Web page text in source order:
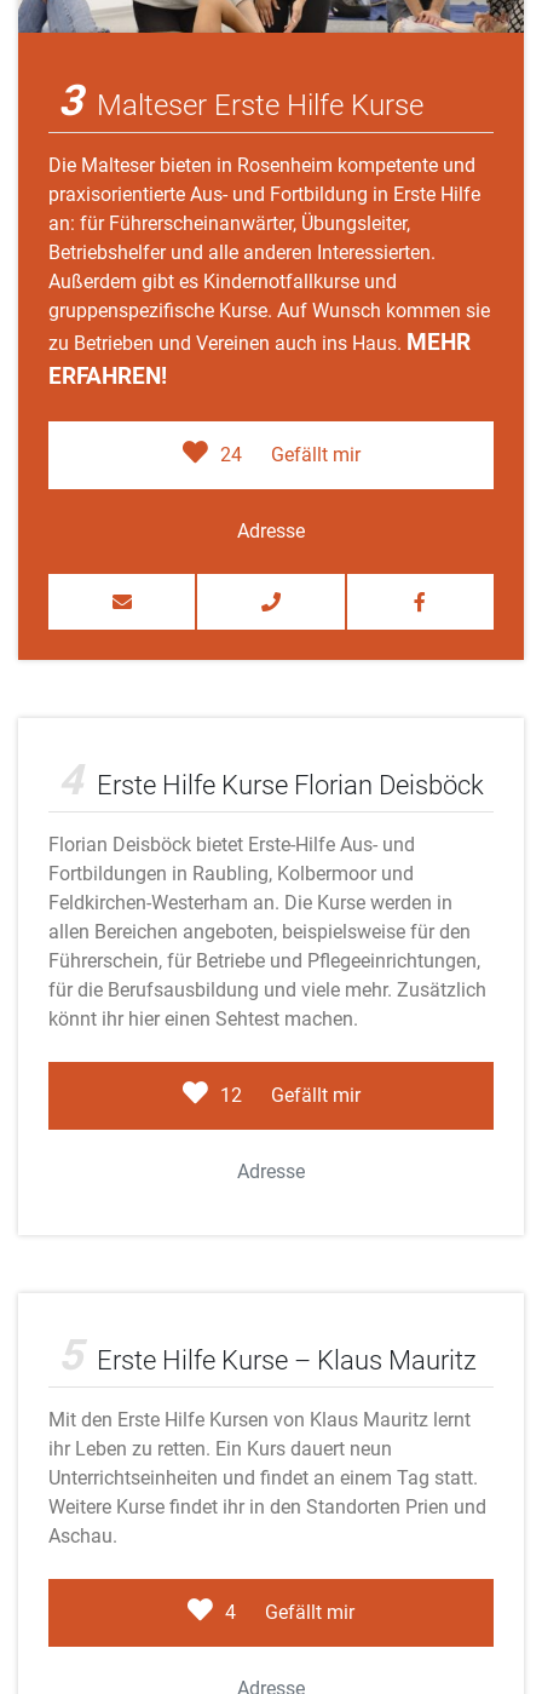
3 Malteser Erste Hilfe Kurse
Die Malteser bieten in Rosenheim kompetente und
praxisorientierte Aus- und Fortbildung in Erste Hilfe
an: für Führerscheinanwärter, Übungsleiter,
Betriebshelfer und alle anderen Interessierten.
Außerdem gibt es Kindernotfallkurse und
gruppenspezifische Kurse. Auf Wunsch kommen sie
zu Betrieben und Vereinen auch ins Haus. MEHR
ERFAHREN!
24 Gefällt mir
Adresse
4 Erste Hilfe Kurse Florian Deisböck
Florian Deisböck bietet Erste-Hilfe Aus- und
Fortbildungen in Raubling, Kolbermoor und
Feldkirchen-Westerham an. Die Kurse werden in
allen Bereichen angeboten, beispielsweise für den
Führerschein, für Betriebe und Pflegeeinrichtungen,
für die Berufsausbildung und viele mehr. Zusätzlich
könnt ihr hier einen Sehtest machen.
12 Gefällt mir
Adresse
5 Erste Hilfe Kurse – Klaus Mauritz
Mit den Erste Hilfe Kursen von Klaus Mauritz lernt
ihr Leben zu retten. Ein Kurs dauert neun
Unterrichtseinheiten und findet an einem Tag statt.
Weitere Kurse findet ihr in den Standorten Prien und
Aschau.
4 Gefällt mir
Adresse